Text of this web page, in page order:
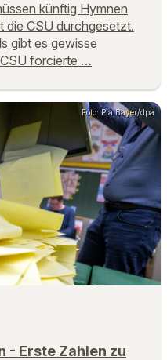
künftig Hymnen
die CSU durchgesetzt.
gibt es gewisse
forcierte …
Foto: Pia Bayer/dpa
- Erste Zahlen zu